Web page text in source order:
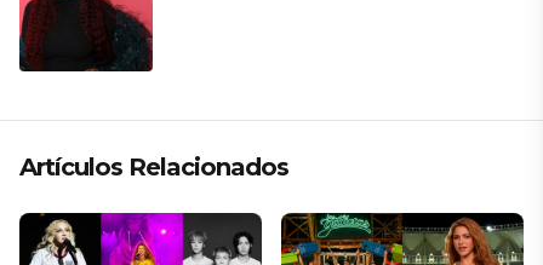
Artículos Relacionados